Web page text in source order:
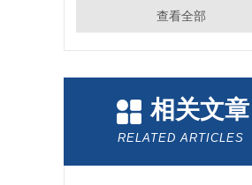
查看全部
相关文章
RELATED ARTICLES